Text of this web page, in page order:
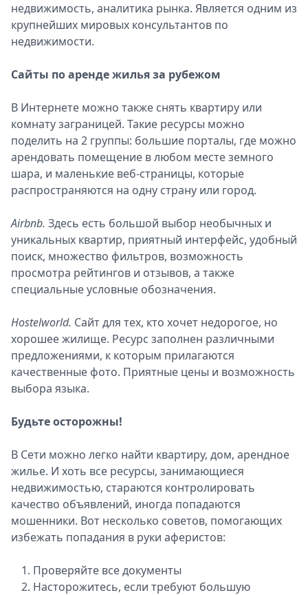
недвижимость, аналитика рынка. Является одним из
крупнейших мировых консультантов по
недвижимости.
Сайты по аренде жилья за рубежом
В Интернете можно также снять квартиру или
комнату заграницей. Такие ресурсы можно
поделить на 2 группы: большие порталы, где можно
арендовать помещение в любом месте земного
шара, и маленькие веб-страницы, которые
распространяются на одну страну или город.
Airbnb. Здесь есть большой выбор необычных и
уникальных квартир, приятный интерфейс, удобный
поиск, множество фильтров, возможность
просмотра рейтингов и отзывов, а также
специальные условные обозначения.
Hostelworld. Сайт для тех, кто хочет недорогое, но
хорошее жилище. Ресурс заполнен различными
предложениями, к которым прилагаются
качественные фото. Приятные цены и возможность
выбора языка.
Будьте осторожны!
В Сети можно легко найти квартиру, дом, арендное
жилье. И хоть все ресурсы, занимающиеся
недвижимостью, стараются контролировать
качество объявлений, иногда попадаются
мошенники. Вот несколько советов, помогающих
избежать попадания в руки аферистов:
Проверяйте все документы
Насторожитесь, если требуют большую